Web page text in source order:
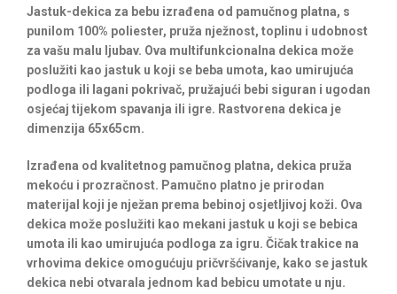
Jastuk-dekica za bebu izrađena od pamučnog platna, s
punilom 100% poliester, pruža nježnost, toplinu i udobnost
za vašu malu ljubav. Ova multifunkcionalna dekica može
poslužiti kao jastuk u koji se beba umota, kao umirujuća
podloga ili lagani pokrivač, pružajući bebi siguran i ugodan
osjećaj tijekom spavanja ili igre. Rastvorena dekica je
dimenzija 65x65cm.
Izrađena od kvalitetnog pamučnog platna, dekica pruža
mekoću i prozračnost. Pamučno platno je prirodan
materijal koji je nježan prema bebinoj osjetljivoj koži. Ova
dekica može poslužiti kao mekani jastuk u koji se bebica
umota ili kao umirujuća podloga za igru. Čičak trakice na
vrhovima dekice omogućuju pričvršćivanje, kako se jastuk
dekica nebi otvarala jednom kad bebicu umotate u nju.